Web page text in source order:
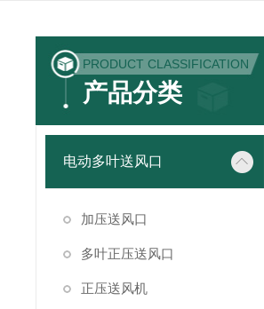
PRODUCT CLASSIFICATION
产品分类
电动多叶送风口
加压送风口
多叶正压送风口
正压送风机